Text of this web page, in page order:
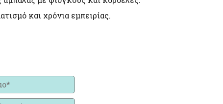
και χρόνια εμπειρίας.